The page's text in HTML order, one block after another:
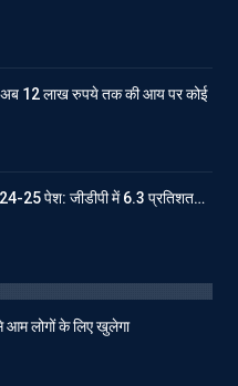
12 लाख रुपये तक की आय पर कोई
25 पेश: जीडीपी में 6.3 प्रतिशत…
आम लोगों के लिए खुलेगा